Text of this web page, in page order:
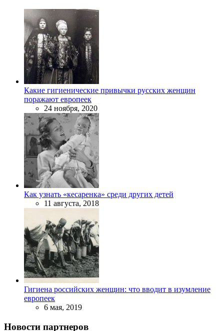
Какие гигиенические привычки русских женщин
поражают европеек
24 ноября, 2020
Как узнать «кесаренка» среди других детей
11 августа, 2018
Гигиена российских женщин: что вводит в изумление
европеек
6 мая, 2019
Новости партнеров